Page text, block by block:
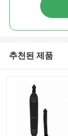
추천된 제품